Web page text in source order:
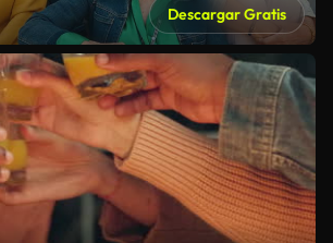
Descargar Gratis